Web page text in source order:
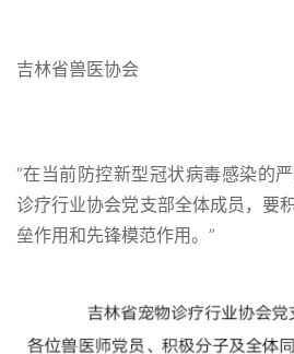
吉林省兽医协会
“在当前防控新型冠状病毒感染的
诊疗行业协会党支部全体成员，要
垒作用和先锋模范作用。”